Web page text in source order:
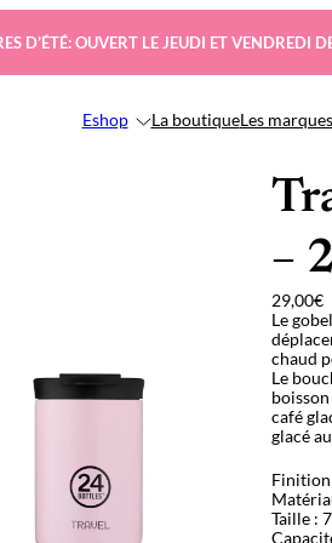
D’ÉTÉ: OUVERT LE JEUDI ET
Eshop La boutiqueLes marques
–
29,00€
Le
chaud
Le
boisson
café
glacé
Taille :